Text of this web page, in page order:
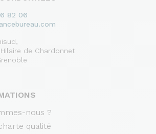
82 06
de Chardonnet
nous ?
qualité